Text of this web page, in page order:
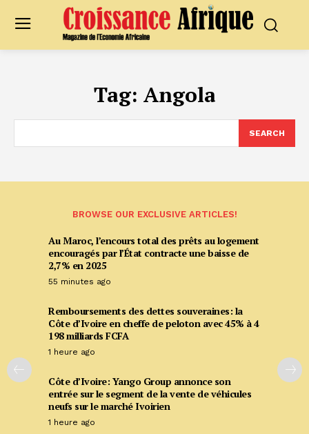
Tag: Angola
SEARCH
BROWSE OUR EXCLUSIVE ARTICLES!
Au Maroc, l’encours total des prêts au logement
encouragés par l’État contracte une baisse de
2,7% en 2025
55 minutes ago
Remboursements des dettes souveraines: la
Côte d’Ivoire en cheffe de peloton avec 45% à 4
198 milliards FCFA
1 heure ago
Côte d’Ivoire: Yango Group annonce son
entrée sur le segment de la vente de véhicules
neufs sur le marché Ivoirien
1 heure ago